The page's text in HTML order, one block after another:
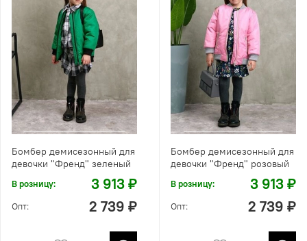
Бомбер демисезонный для
девочки "Френд" зеленый
В розницу: 3 913 ₽
Опт: 2 739 ₽
Бомбер демисезонный для
девочки "Френд" розовый
В розницу: 3 913 ₽
Опт: 2 739 ₽